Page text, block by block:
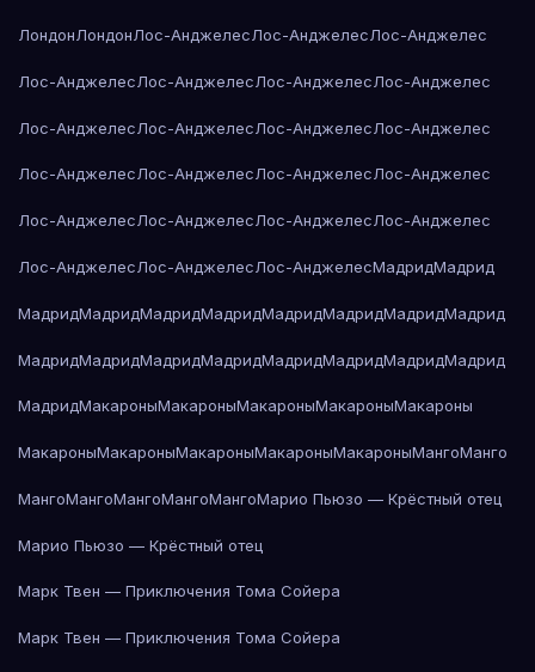
ЛондонЛондонЛос-АнджелесЛос-АнджелесЛос-Анджелес
Лос-АнджелесЛос-АнджелесЛос-АнджелесЛос-Анджелес
Лос-АнджелесЛос-АнджелесЛос-АнджелесЛос-Анджелес
Лос-АнджелесЛос-АнджелесЛос-АнджелесЛос-Анджелес
Лос-АнджелесЛос-АнджелесЛос-АнджелесЛос-Анджелес
Лос-АнджелесЛос-АнджелесЛос-АнджелесМадридМадрид
МадридМадридМадридМадридМадридМадридМадридМадрид
МадридМадридМадридМадридМадридМадридМадридМадрид
МадридМакароныМакароныМакароныМакароныМакароны
МакароныМакароныМакароныМакароныМакароныМангоМанго
МангоМангоМангоМангоМангоМарио Пьюзо — Крёстный отец
Марио Пьюзо — Крёстный отец
Марк Твен — Приключения Тома Сойера
Марк Твен — Приключения Тома Сойера